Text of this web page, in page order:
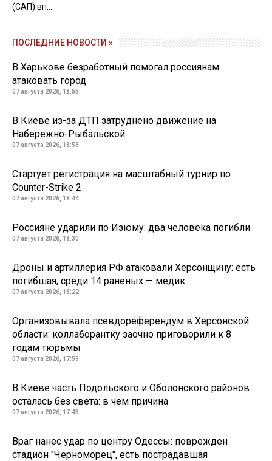
(САП) вп...
ПОСЛЕДНИЕ НОВОСТИ »
В Харькове безработный помогал россиянам
атаковать город
07 августа 2026, 18:55
В Киеве из-за ДТП затруднено движение на
Набережно-Рыбальской
07 августа 2026, 18:53
Стартует регистрация на масштабный турнир по
Counter-Strike 2
07 августа 2026, 18:44
Россияне ударили по Изюму: два человека погибли
07 августа 2026, 18:30
Дроны и артиллерия РФ атаковали Херсонщину: есть
погибшая, среди 14 раненых — медик
07 августа 2026, 18:22
Организовывала псевдореферендум в Херсонской
области: коллаборантку заочно приговорили к 8
годам тюрьмы
07 августа 2026, 17:59
В Киеве часть Подольского и Оболонского районов
осталась без света: в чем причина
07 августа 2026, 17:43
Враг нанес удар по центру Одессы: поврежден
стадион "Черноморец", есть пострадавшая